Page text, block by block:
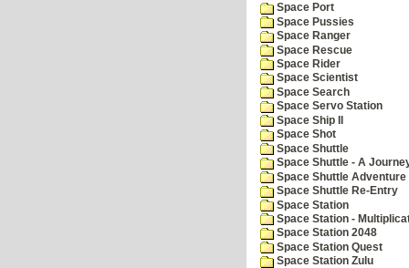
Space Port
Space Pussies
Space Ranger
Space Rescue
Space Rider
Space Scientist
Space Search
Space Servo Station
Space Ship II
Space Shot
Space Shuttle
Space Shuttle - A
Space Shuttle Adventure
Space Shuttle Re-Entry
Space Station
Space Station -
Space Station 2048
Space Station Quest
Space Station Zulu